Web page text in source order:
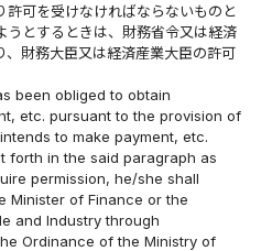
許可を受けなければならないものと
うとするときは、財務省令又は経済
、財務大臣又は経済産業大臣の許可
been obliged to obtain
etc. pursuant to the provision of
to make payment, etc.
forth in the said paragraph as
permission, he/she shall
Minister of Finance or the
and Industry through
Ordinance of the Ministry of